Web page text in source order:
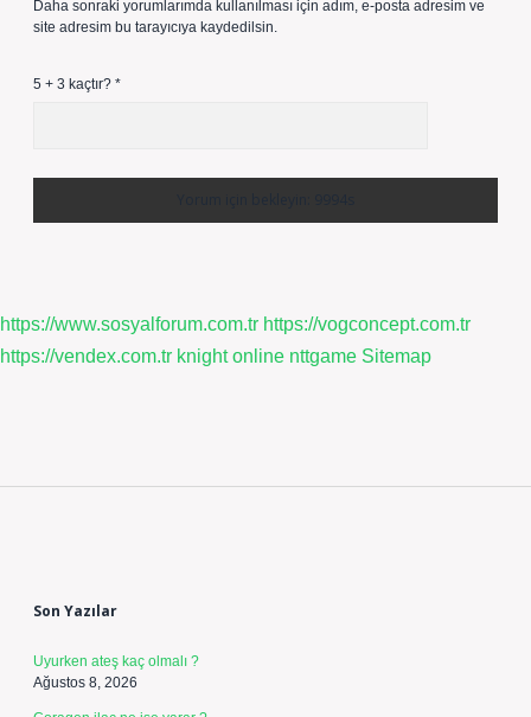
Daha sonraki yorumlarımda kullanılması için adım, e-posta adresim ve
site adresim bu tarayıcıya kaydedilsin.
5 + 3 kaçtır? *
https://www.sosyalforum.com.tr https://vogconcept.com.tr
https://vendex.com.tr knight online nttgame Sitemap
Son Yazılar
Uyurken ateş kaç olmalı ?
Ağustos 8, 2026